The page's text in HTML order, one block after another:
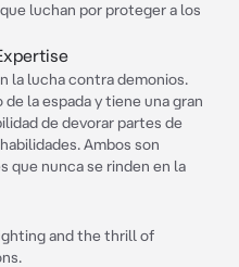
luchan por proteger a los
la lucha contra demonios.
la espada y tiene una gran
de devorar partes de
Ambos son
que nunca se rinden en la
and the thrill of